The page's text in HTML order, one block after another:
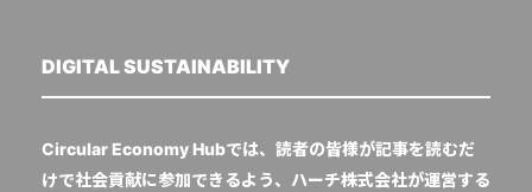
DIGITAL SUSTAINABILITY
Circular Economy Hubでは、読者の皆様が記事を読むだ
けで社会貢献に参加できるよう、ハーチ株式会社が運営する